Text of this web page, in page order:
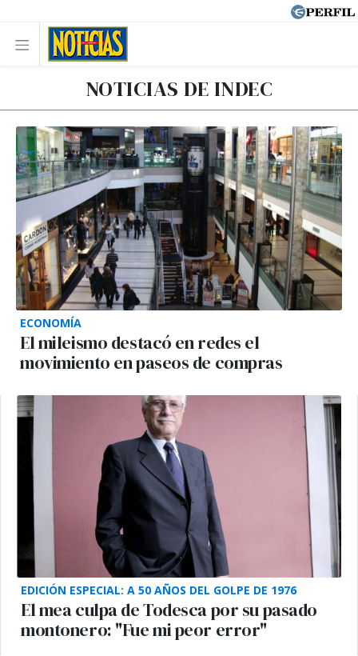
NOTICIAS DE INDEC
ECONOMÍA
El mileismo destacó en redes el
movimiento en paseos de compras
EDICIÓN ESPECIAL: A 50 AÑOS DEL GOLPE DE 1976
El mea culpa de Todesca por su pasado
montonero: "Fue mi peor error"